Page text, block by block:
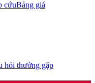
cứuBảng giá
hỏi thường gặp